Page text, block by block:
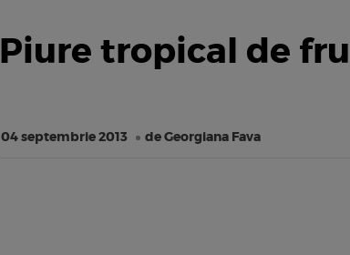
Piure tropical de
04 septembrie 2013 de Georgiana Fava